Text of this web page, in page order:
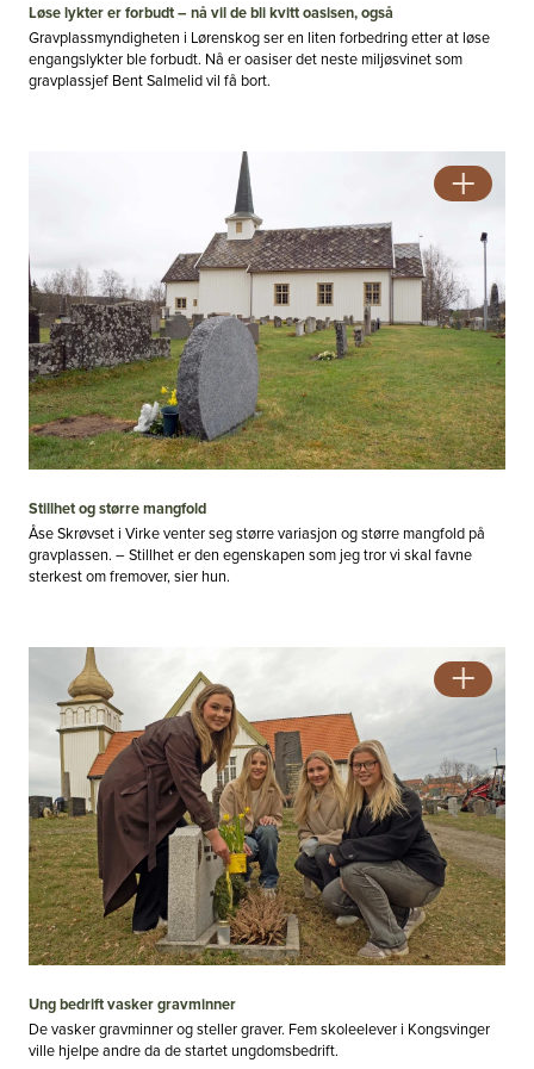
Løse lykter er forbudt – nå vil de bli kvitt oasisen, også
Gravplassmyndigheten i Lørenskog ser en liten forbedring etter at løse
engangslykter ble forbudt. Nå er oasiser det neste miljøsvinet som
gravplassjef Bent Salmelid vil få bort.
Stillhet og større mangfold
Åse Skrøvset i Virke venter seg større variasjon og større mangfold på
gravplassen. – Stillhet er den egenskapen som jeg tror vi skal favne
sterkest om fremover, sier hun.
Ung bedrift vasker gravminner
De vasker gravminner og steller graver. Fem skoleelever i Kongsvinger
ville hjelpe andre da de startet ungdomsbedrift.